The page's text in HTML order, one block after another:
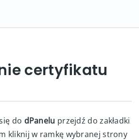
certyfikatu
do dPanelu przejdź do zakładki
kliknij w ramkę wybranej strony